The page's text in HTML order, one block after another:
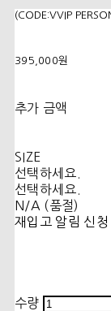
(CODE:VVIP
395,000원
추가 금액
SIZE
선택하세요.
선택하세요.
N/A (품절)
재입고 알림 신청
수량